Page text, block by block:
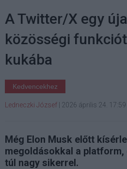
A Twitter/X egy
közösségi
kukába
Kedvencekhez
Ledneczki József 2026 április 24. 17:59
Még Elon Musk előtt
megoldásokkal a
túl nagy sikerrel.